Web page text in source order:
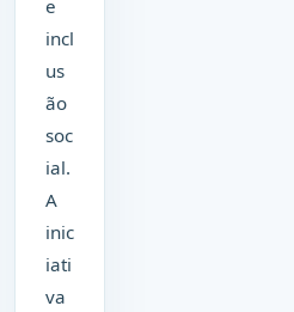
e
incl
us
ão
soc
ial.
A
inic
iati
va